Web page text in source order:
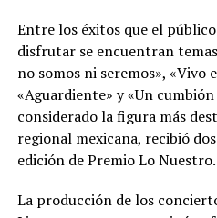
Entre los éxitos que el
disfrutar se encuentran
no somos ni seremos», «Vivo
«Aguardiente» y «Un
considerado la figura más
regional mexicana, recibió
edición de Premio Lo Nuestro.
La producción de los